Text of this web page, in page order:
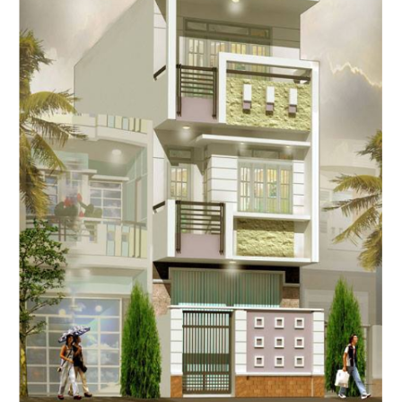
Với phong cách cá nhân, bạn phải chọn chủ đề riêng cho từng
không gian sống. Điều này phụ thuộc khá nhiều vào phong cách
cá nhân của gia chủ.
Để tạo nên một căn biệt thự đẹp, sang trọng, trước hết, chủ nhà
phải biết tạo điểm nhấn cho mỗi căn phòng bằng một đồ dùng,
đồ nội thất riêng biệt. Tiếp đến là lựa chọn kiến trúc phù hợp với
sở thích, nhu cầu.
Ngày nay, khi cuộc sống càng hiện đại, mọi người cũng có nhiều
hiểu biết về nội thất và có thể tự thiết kế cho mình được những
căn nhà, căn phòng của riêng mình theo sở thích cá nhân.
Xu hướng thiế kế nội thất biệt thự theo phong cách cá nhân đang
hướng đến sử dụng đồ nội thất thông minh để tận dụng tối đa
công năng, thân thiện với môi trường và phục vụ hoàn hảo nhu
cầu cuộc sống cá nhân và gia đình. Hơn thế nữa, nội thất thông